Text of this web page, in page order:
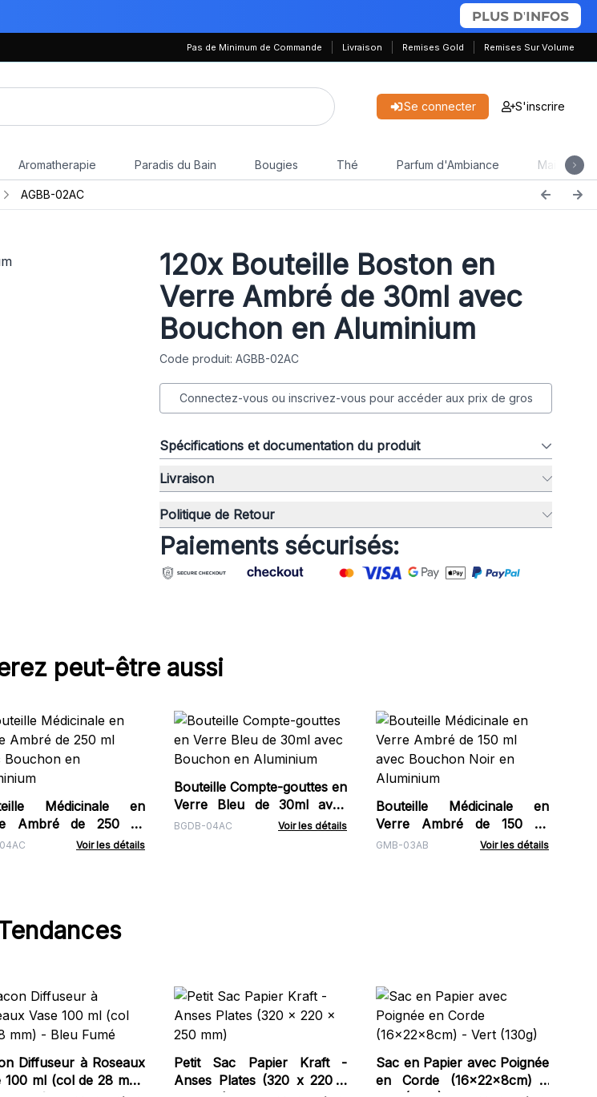
PLUS D'INFOS
Pas de Minimum de Commande Livraison Remises Gold Remises Sur Volume
Se connecter S'inscrire
Aromatherapie Paradis du Bain Bougies Thé Parfum d'Ambiance Maison &
AGBB-02AC
120xBouteille Boston en
Verre Ambré de 30ml avec
Bouchon en Aluminium
Code produit: AGBB-02AC
Connectez-vous ou inscrivez-vous pour accéder aux prix de gros
Spécifications et documentation du produit
Livraison
Politique de Retour
Paiements sécurisés:
peut-être aussi
Médicinale en
Ambré de 250 ml
Bouchon en
Voir les détails
Bouteille Compte-gouttes en
Verre Bleu de 30ml avec
Bouchon en Aluminium
BGDB-04AC Voir les détails
Bouteille Médicinale en
Verre Ambré de 150 ml
avec Bouchon Noir en
GMB-03AB Voir les détails
Diffuseur à Roseaux
100 ml (col de 28 mm)
Petit Sac Papier Kraft -
Anses Plates (320 x 220 x
Sac en Papier avec Poignée
en Corde (16x22x8cm) -